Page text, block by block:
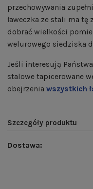
przechowywania
ławeczka ze stali ma
dobrać wielkości
welurowego siedziska
Jeśli interesują
stalowe tapicerowane
obejrzenia wszystkich
Szczegóły produktu
Dostawa: